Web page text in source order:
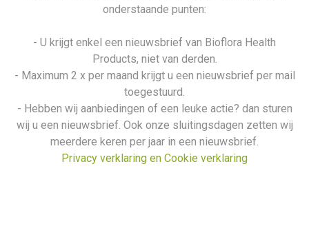
onderstaande punten:
- U krijgt enkel een nieuwsbrief van Bioflora Health
Products, niet van derden.
- Maximum 2 x per maand krijgt u een nieuwsbrief per mail
toegestuurd.
- Hebben wij aanbiedingen of een leuke actie? dan sturen
wij u een nieuwsbrief. Ook onze sluitingsdagen zetten wij
meerdere keren per jaar in een nieuwsbrief.
Privacy verklaring en Cookie verklaring